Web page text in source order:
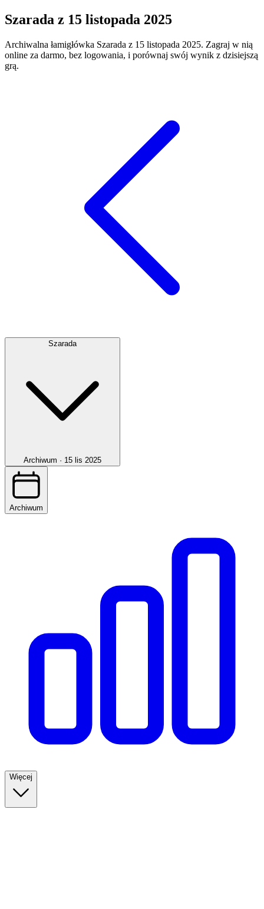
Szarada z 15 listopada 2025
Archiwalna łamigłówka Szarada z 15 listopada 2025. Zagraj w nią
online za darmo, bez logowania, i porównaj swój wynik z dzisiejszą
grą.
Szarada
Archiwum · 15 lis 2025
Archiwum
Więcej